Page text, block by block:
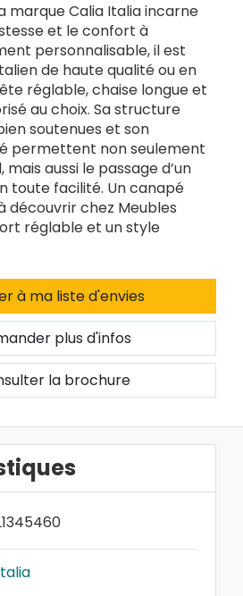
marque Calia Italia incarne
et le confort à
personnalisable, il est
de haute qualité ou en
réglable, chaise longue et
au choix. Sa structure
soutenues et son
permettent non seulement
aussi le passage d’un
toute facilité. Un canapé
découvrir chez Meubles
réglable et un style
à ma liste d'envies
plus d'infos
la brochure